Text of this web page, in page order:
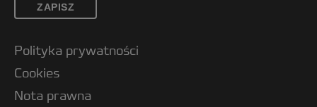
ZAPISZ
Polityka prywatności
Cookies
Nota prawna